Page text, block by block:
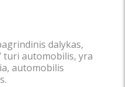
dalykas,
turi automobilis, yra
automobilis